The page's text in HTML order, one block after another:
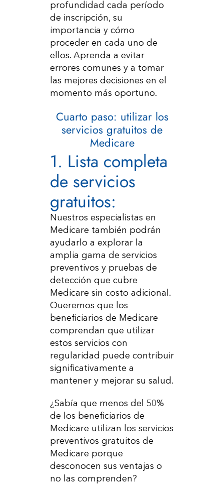
profundidad cada período
de inscripción, su
importancia y cómo
proceder en cada uno de
ellos. Aprenda a evitar
errores comunes y a tomar
las mejores decisiones en el
momento más oportuno.
Cuarto paso: utilizar los
servicios gratuitos de
Medicare
1. Lista completa
de servicios
gratuitos:
Nuestros especialistas en
Medicare también podrán
ayudarlo a explorar la
amplia gama de servicios
preventivos y pruebas de
detección que cubre
Medicare sin costo adicional.
Queremos que los
beneficiarios de Medicare
comprendan que utilizar
estos servicios con
regularidad puede contribuir
significativamente a
mantener y mejorar su salud.
¿Sabía que menos del 50%
de los beneficiarios de
Medicare utilizan los servicios
preventivos gratuitos de
Medicare porque
desconocen sus ventajas o
no las comprenden?